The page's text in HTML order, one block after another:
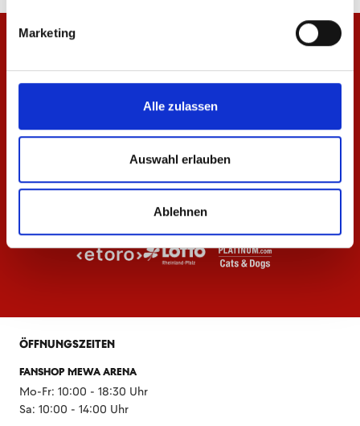
Marketing
Alle zulassen
Auswahl erlauben
Ablehnen
ÖFFNUNGSZEITEN
FANSHOP MEWA ARENA
Mo-Fr: 10:00 - 18:30 Uhr
Sa: 10:00 - 14:00 Uhr